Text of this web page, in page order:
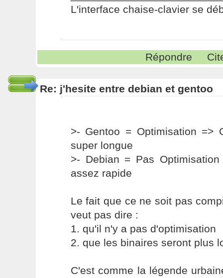
L'interface chaise-clavier se
Répondre
Re: j'hesite entre debian et gentoo
>- Gentoo = Optimisation =>
super longue
>- Debian = Pas
assez rapide
Le fait que ce ne soit pas
veut pas dire :
1. qu'il n'y a pas d'optimisation
2. que les binaires seront plus
C'est comme la légende